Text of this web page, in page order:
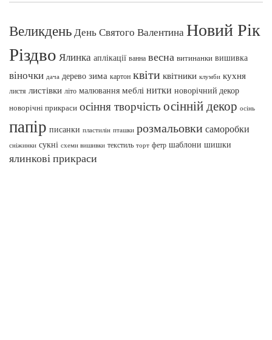
ВеликденьДень Святого ВалентинаНовий Рік
Різдво Ялинка аплікації ванна весна витинанки вишивка
віночки дача дерево зима картон квіти квітники клумби кухня
листя листівки літо малювання меблі нитки новорічний декор
новорічні прикраси осіння творчість осінній декор осінь
папір писанки пластилін пташки розмальовки саморобки
сніжинки сукні схеми вишивки текстиль торт фетр шаблони шишки
ялинкові прикраси